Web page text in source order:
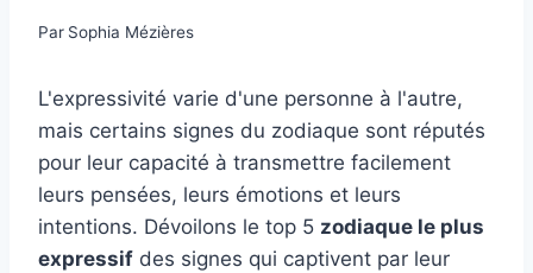
Par Sophia Mézières
L'expressivité varie d'une personne à l'autre,
mais certains signes du zodiaque sont réputés
pour leur capacité à transmettre facilement
leurs pensées, leurs émotions et leurs
intentions. Dévoilons le top 5 zodiaque le plus
expressif des signes qui captivent par leur